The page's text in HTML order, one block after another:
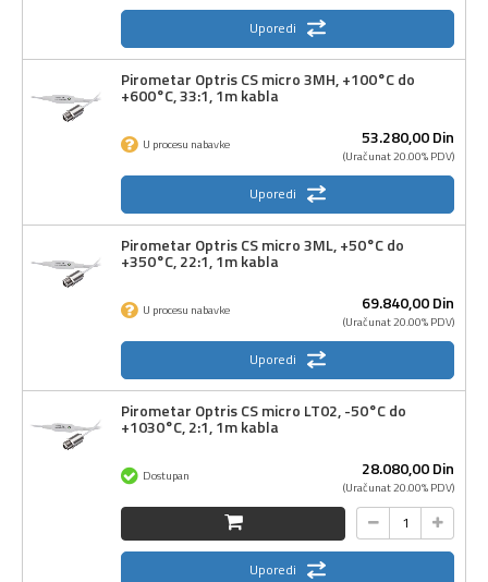
Uporedi
Pirometar Optris CS micro 3MH, +100°C do
+600°C, 33:1, 1m kabla
53.280,00Din
(Uračunat 20.00% PDV)
U procesu nabavke
Uporedi
Pirometar Optris CS micro 3ML, +50°C do
+350°C, 22:1, 1m kabla
69.840,00Din
(Uračunat 20.00% PDV)
U procesu nabavke
Uporedi
Pirometar Optris CS micro LT02, -50°C do
+1030°C, 2:1, 1m kabla
28.080,00Din
(Uračunat 20.00% PDV)
Dostupan
Uporedi